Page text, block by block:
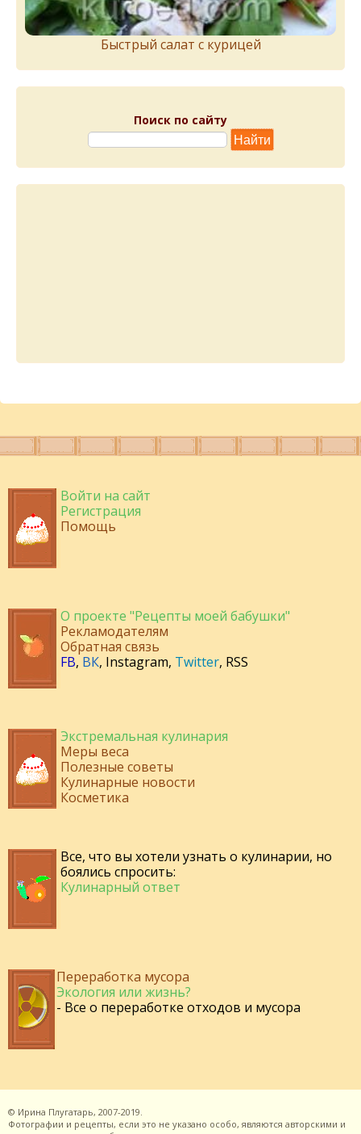
Быстрый салат с курицей
Поиск по сайту
Войти на сайт
Регистрация
Помощь
О проекте "Рецепты моей бабушки"
Рекламодателям
Обратная связь
FB, ВК, Instagram, Twitter, RSS
Экстремальная кулинария
Меры веса
Полезные советы
Кулинарные новости
Косметика
Все, что вы хотели узнать о кулинарии, но
боялись спросить:
Кулинарный ответ
Переработка мусора
Экология или жизнь?
- Все о переработке отходов и мусора
© Ирина Плугатарь, 2007-2019.
Фотографии и рецепты, если это не указано особо, являются авторскими и